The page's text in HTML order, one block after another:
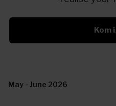
Kom
May - June 2026